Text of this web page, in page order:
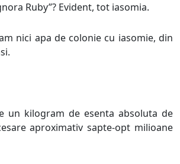
Ruby”? Evident, tot iasomia.
nici apa de colonie cu iasomie, din
un kilogram de esenta absoluta de
aproximativ sapte-opt milioane